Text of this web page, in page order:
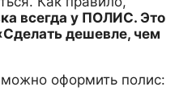
всегда у ПОЛИС. Это
дешевле, чем
можно оформить полис: